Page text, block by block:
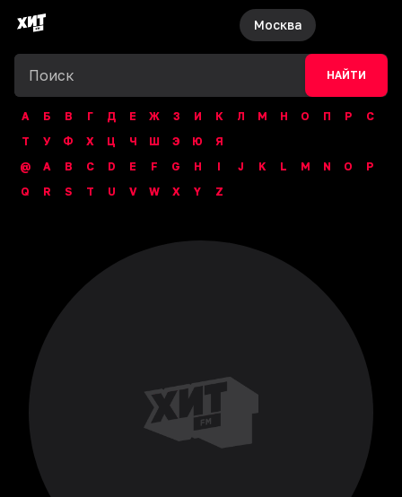
Москва
НАЙТИ
А Б В Г Д Е Ж З И К Л М Н О П Р
С
Т
У Ф Х Ц Ч Ш Э Ю
Я
@
A B C D E F G H I J K L M N O
P
Q
R S T U V W X Y Z